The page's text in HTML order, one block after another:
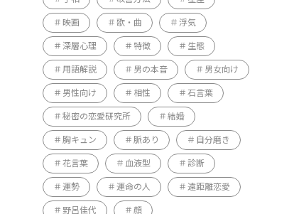
映画 歌・曲 浮気
深層心理 特徴 生態
用語解説 男の本音 男女向け
男性向け 相性 石言葉
秘密の恋愛研究所 結婚
胸キュン 脈あり 自分磨き
花言葉 血液型 診断
運勢 運命の人 遠距離恋愛
野呂佳代 顔